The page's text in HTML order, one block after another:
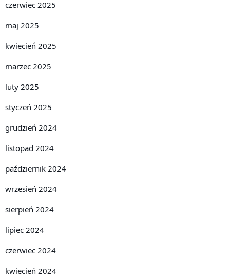
czerwiec 2025
maj 2025
kwiecień 2025
marzec 2025
luty 2025
styczeń 2025
grudzień 2024
listopad 2024
październik 2024
wrzesień 2024
sierpień 2024
lipiec 2024
czerwiec 2024
kwiecień 2024